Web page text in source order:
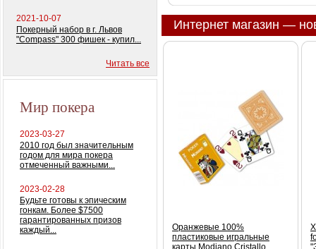
2021-10-07
Покерный набор в г. Львов
"Compass" 300 фишек - купил...
Читать все
Мир покера
2023-03-27
2010 год был значительным
годом для мира покера
отмеченный важными...
2023-02-28
Будьте готовы к эпическим
гонкам. Более $7500
гарантированных призов
каждый...
Интернет магазин —
Оранжевые 100%
пластиковые игральные
карты Modiano Cristallo